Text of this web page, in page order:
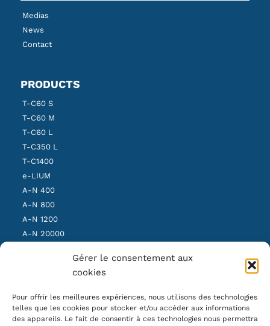
Gérer le consentement aux
cookies
Pour offrir les meilleures expériences, nous utilisons des technologies
telles que les cookies pour stocker et/ou accéder aux informations
des appareils. Le fait de consentir à ces technologies nous permettra
Medias
News
Contact
PRODUCTS
T-C60 S
T-C60 M
T-C60 L
T-C350 L
T-C1400
e-LIUM
A-N 400
A-N 800
A-N 1200
A-N 20000
OUR NEWSLETTER